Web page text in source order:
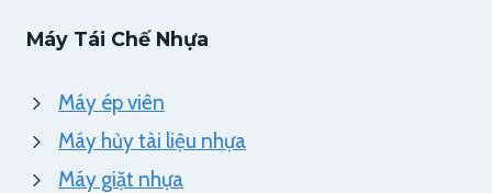
Máy Tái Chế Nhựa
Máy ép viên
Máy hủy tài liệu nhựa
Máy giặt nhựa